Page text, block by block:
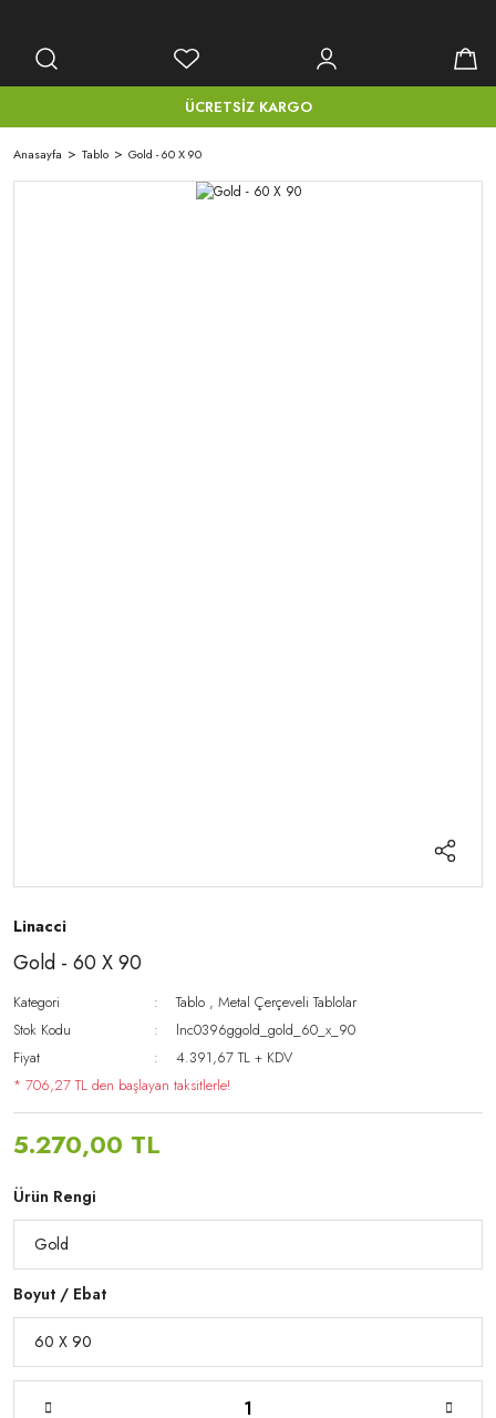
ÜCRETSİZ KARGO
Anasayfa Tablo Gold - 60 X 90
Linacci
Gold - 60 X 90
Kategori Tablo ,Metal Çerçeveli Tablolar
Stok Kodu
lnc0396ggold_gold_60_x_90
Fiyat
4.391,67 TL + KDV
* 706,27 TL den başlayan taksitlerle!
5.270,00 TL
Ürün Rengi
Boyut / Ebat